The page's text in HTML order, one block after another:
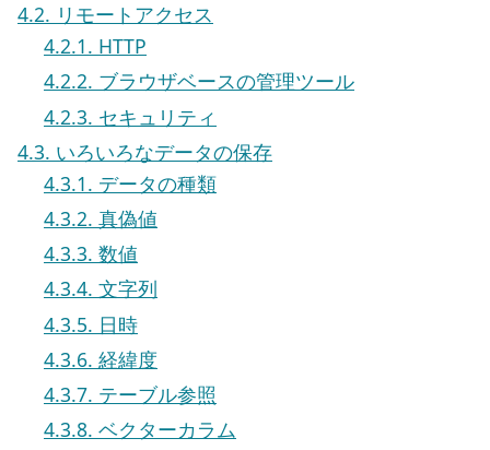
4.2. リモートアクセス
4.2.1. HTTP
4.2.2. ブラウザベースの管理ツール
4.2.3. セキュリティ
4.3. いろいろなデータの保存
4.3.1. データの種類
4.3.2. 真偽値
4.3.3. 数値
4.3.4. 文字列
4.3.5. 日時
4.3.6. 経緯度
4.3.7. テーブル参照
4.3.8. ベクターカラム